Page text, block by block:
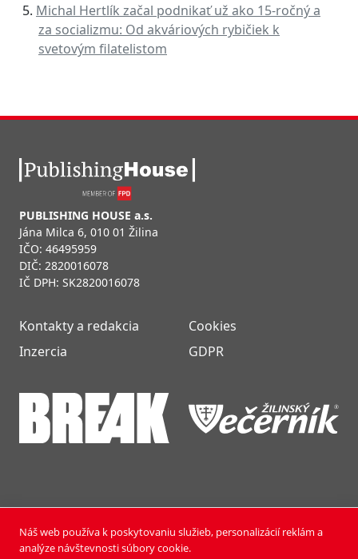
Michal Hertlík začal podnikať už ako 15-ročný a
za socializmu: Od akváriových rybičiek k
svetovým filatelistom
PUBLISHING HOUSE a.s.
Jána Milca 6, 010 01 Žilina
IČO: 46495959
DIČ: 2820016078
IČ DPH: SK2820016078
Kontakty a redakcia
Inzercia
Cookies
GDPR
NOVÝ ČAS NEDEĽA © 2024 | PUBLISHING HOUSE, a.s.,
Všetky práva vyhradené.
Náš web používa k poskytovaniu služieb, personalizácií reklám a
analýze návštevnosti súbory cookie.